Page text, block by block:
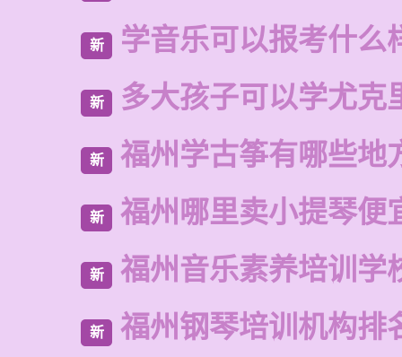
新 学音乐可以报考什么
新 多大孩子可以学尤克
新 福州学古筝有哪些地
新 福州哪里卖小提琴便
新 福州音乐素养培训学
新 福州钢琴培训机构排